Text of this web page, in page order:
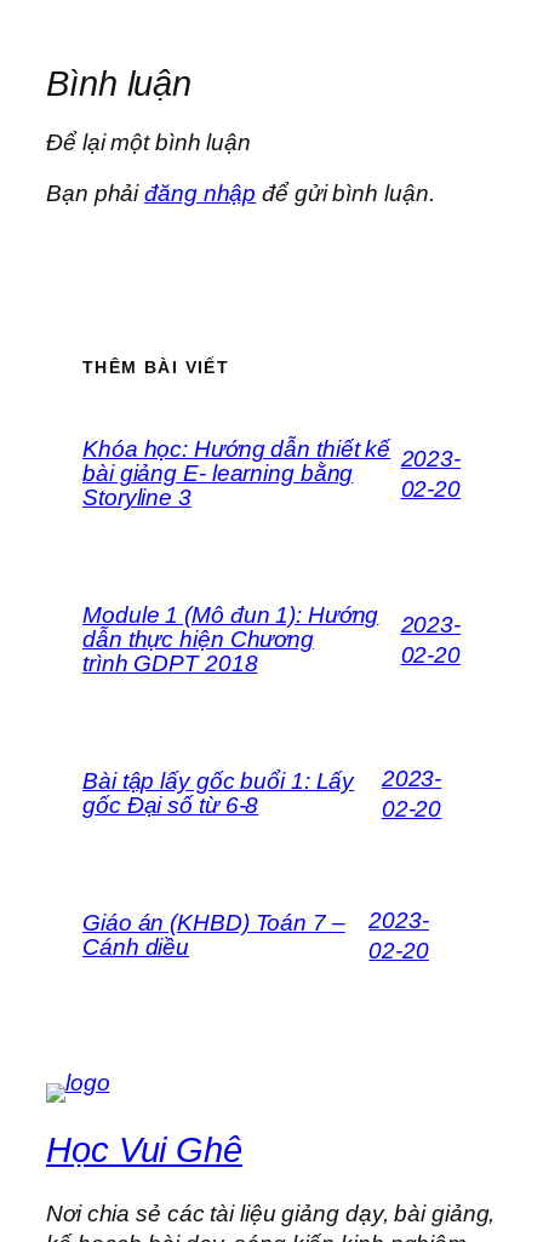
Bình luận
Để lại một bình luận
Bạn phảiđăng nhập để gửi bình luận.
THÊM BÀI VIẾT
Khóa học: Hướng dẫn thiết kế
bài giảng E- learning bằng
Storyline 3
2023-
02-20
Module 1 (Mô đun 1): Hướng
dẫn thực hiện Chương
trình GDPT 2018
2023-
02-20
Bài tập lấy gốc buổi 1: Lấy
gốc Đại số từ 6-8
2023-
02-20
Giáo án (KHBD) Toán 7 –
Cánh diều
2023-
02-20
Học Vui Ghê
Nơi chia sẻ các tài liệu giảng dạy, bài giảng,